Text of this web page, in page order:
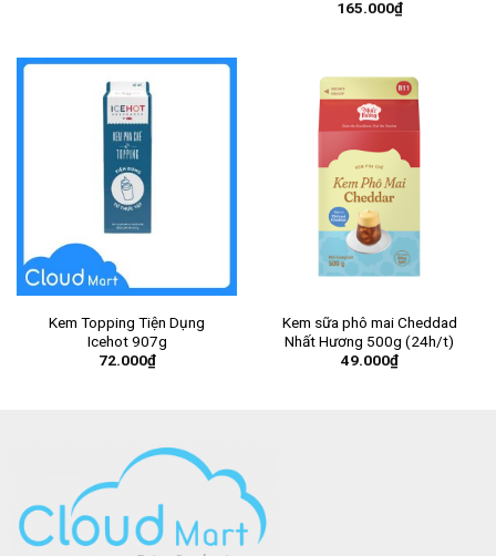
165.000₫
Kem Topping Tiện Dụng
Icehot 907g
72.000₫
Kem sữa phô mai Cheddad
Nhất Hương 500g (24h/t)
49.000₫